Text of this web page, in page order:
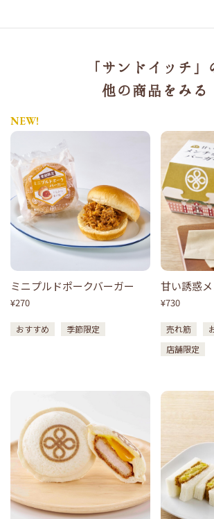
「サンドイッチ」
他の商品をみる
NEW!
ミニプルドポークバーガー
¥270
おすすめ 季節限定
甘い誘惑
¥730
売れ筋
店舗限定